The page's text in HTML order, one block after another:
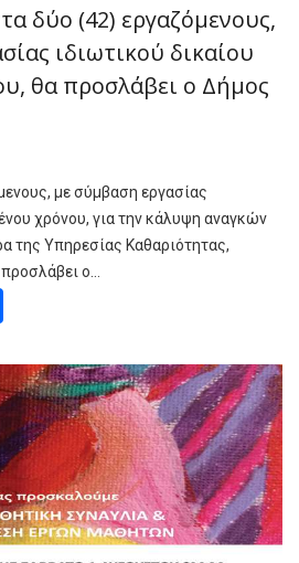
δύο (42) εργαζόμενους,
ιδιωτικού δικαίου
θα προσλάβει ο Δήμος
με σύμβαση εργασίας
χρόνου, για την κάλυψη αναγκών
της Υπηρεσίας Καθαριότητας,
ο…